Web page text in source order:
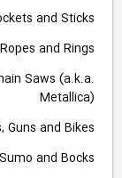
and Sticks
Ropes and Rings
Saws (a.k.a.
Metallica)
Guns and Bikes
Sumo and Bocks